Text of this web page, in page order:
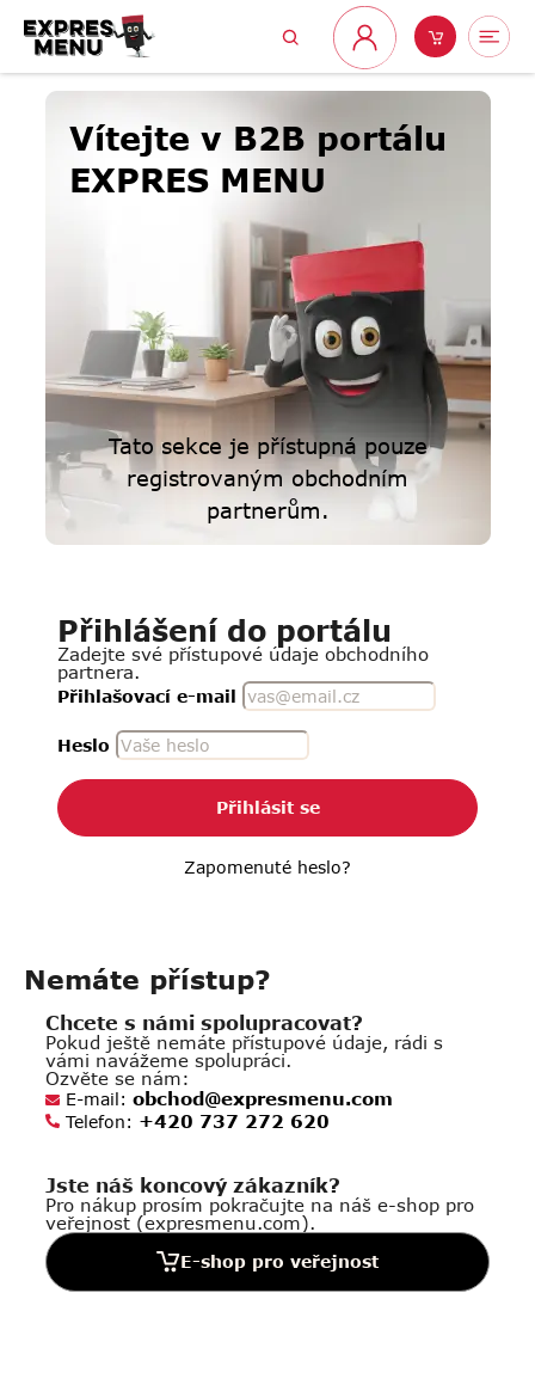
obsah
Hledat
Přihlášení
Nákupní
košík
Vítejte v B2B portálu
EXPRES MENU
Tato sekce je přístupná pouze
registrovaným obchodním
partnerům.
Přihlášení do portálu
Zadejte své přístupové údaje obchodního
partnera.
Přihlašovací e-mail
Heslo
Přihlásit se
Zapomenuté heslo?
Nemáte přístup?
Chcete s námi spolupracovat?
Pokud ještě nemáte přístupové údaje, rádi s
vámi navážeme spolupráci.
Ozvěte se nám:
E-mail: obchod@expresmenu.com
Telefon: +420 737 272 620
Jste náš koncový zákazník?
Pro nákup prosím pokračujte na náš e-shop pro
veřejnost (expresmenu.com).
E-shop pro veřejnost